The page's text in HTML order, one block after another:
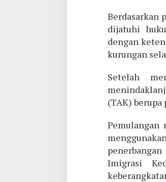
Berdasarkan
dijatuhi
dengan
kurungan
Setelah
(TAK) berupa
Pemulangan
Imigrasi